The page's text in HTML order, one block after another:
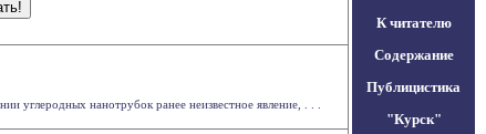
углеродных нанотрубок ранее неизвестное явление, . . .
К читателю
Содержание
Публицистика
"Курск"